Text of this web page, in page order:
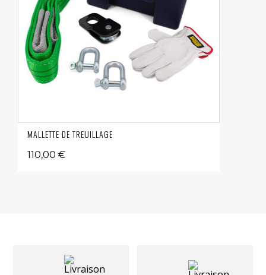
MALLETTE DE TREUILLAGE
110,00 €